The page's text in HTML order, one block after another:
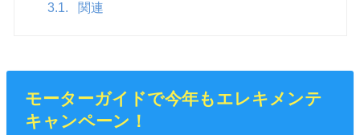
3.1. 関連
モーターガイドで今年もエレキメンテ
キャンペーン！